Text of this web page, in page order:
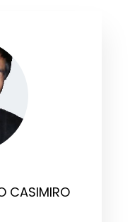
CASIMIRO